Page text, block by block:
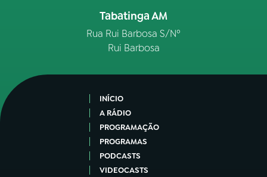
Tabatinga AM
Rua Rui Barbosa S/Nº
Rui Barbosa
INÍCIO
A RÁDIO
PROGRAMAÇÃO
PROGRAMAS
PODCASTS
VIDEOCASTS